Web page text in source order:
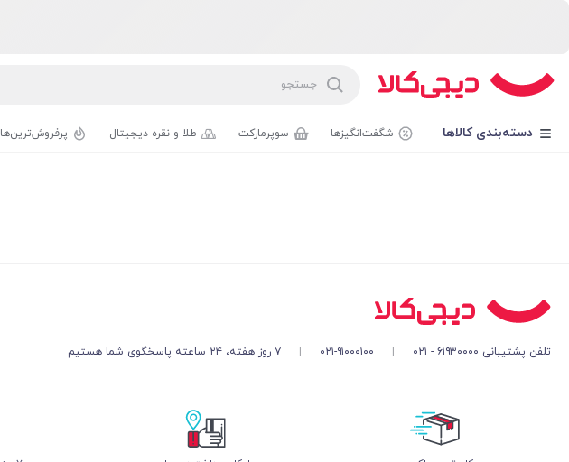
دسته‌بندی کالاها شگفت‌انگیزها سوپرمارکت طلا و نقره دیجیتال پرفروش‌ترین‌ها
تلفن پشتیبانی ۶۱۹۳۰۰۰۰ - ۰۲۱ ۰۲۱-۹۱۰۰۰۱۰۰ ۷ روز هفته، ۲۴ ساعته پاسخگوی شما هستیم